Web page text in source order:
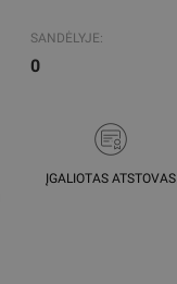
SANDĖLYJE:
0
ĮGALIOTAS ATSTOVAS